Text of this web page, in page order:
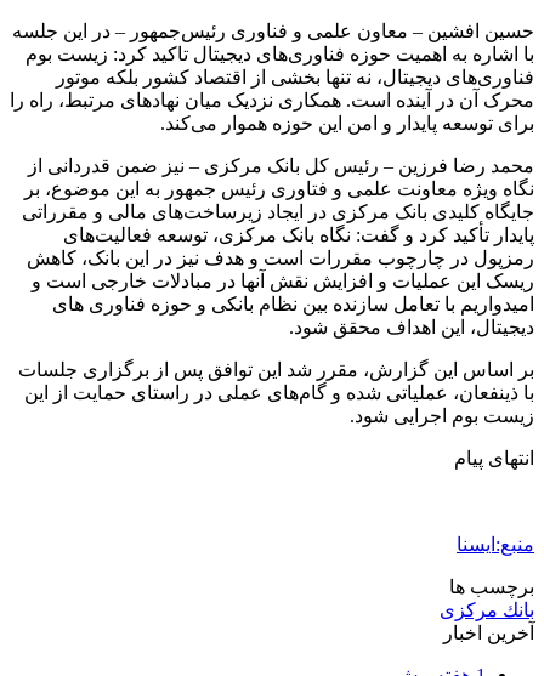
حسین افشین – معاون علمی و فناوری رئیس‌جمهور – در این جلسه
با اشاره به اهمیت حوزه فناوری‌های دیجیتال تاکید کرد: زیست‌ بوم
فناوری‌های دیجیتال، نه تنها بخشی از اقتصاد کشور بلکه موتور
محرک آن در آینده است. همکاری نزدیک میان نهادهای مرتبط، راه را
برای توسعه پایدار و امن این حوزه هموار می‌کند.
محمد رضا فرزین – رئیس کل بانک مرکزی – نیز ضمن قدردانی از
نگاه ویژه معاونت علمی و فتاوری رئیس جمهور به این موضوع، بر
جایگاه کلیدی بانک مرکزی در ایجاد زیرساخت‌های مالی و مقرراتی
پایدار تأکید کرد و گفت: نگاه بانک مرکزی، توسعه فعالیت‌های
رمزپول در چارچوب مقررات است و هدف نیز در این بانک، کاهش
ریسک این عملیات و افزایش نقش آنها در مبادلات خارجی است و
امیدواریم با تعامل سازنده بین نظام بانکی و حوزه فناوری های
دیجیتال، این اهداف محقق شود.
بر اساس این گزارش، مقرر شد این توافق پس از برگزاری جلسات
با ذینفعان، عملیاتی شده و گام‌های عملی در راستای حمایت از این
زیست ‌بوم اجرایی شود.
انتهای پیام
منبع:ایسنا
برچسب ها
بانك مركزی
آخرین اخبار